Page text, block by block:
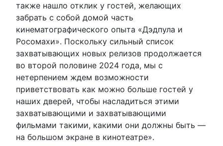
также нашло отклик у гостей, желающих
забрать с собой домой часть
кинематографического опыта «Дэдпула и
Росомахи». Поскольку сильный список
захватывающих новых релизов продолжается
во второй половине 2024 года, мы с
нетерпением ждем возможности
приветствовать как можно больше гостей у
наших дверей, чтобы насладиться этими
захватывающими и захватывающими
фильмами такими, какими они должны быть —
на большом экране в кинотеатре».